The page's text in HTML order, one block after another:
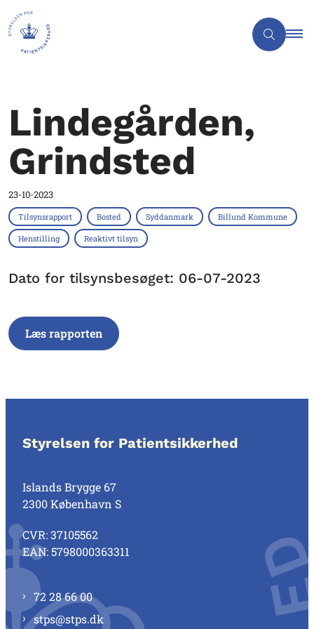
Lindegården,
Grindsted
23-10-2023
Tilsynsrapport Bosted Syddanmark Billund Kommune
Henstilling Reaktivt tilsyn
Dato for tilsynsbesøget: 06-07-2023
Læs rapporten
Styrelsen for Patientsikkerhed
Islands Brygge 67
2300 København S
CVR: 37105562
EAN: 5798000363311
72 28 66 00
stps@stps.dk